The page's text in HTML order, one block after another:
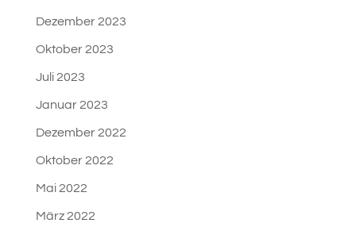
Dezember 2023
Oktober 2023
Juli 2023
Januar 2023
Dezember 2022
Oktober 2022
Mai 2022
März 2022